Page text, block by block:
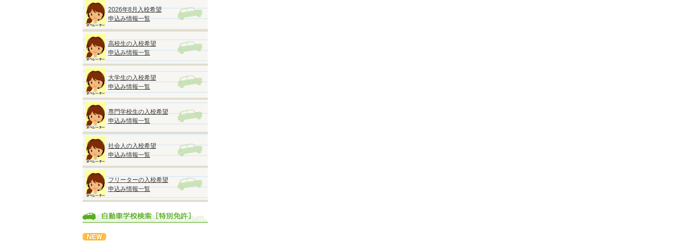
2026年8月入校希望
申込み情報一覧
高校生の入校希望
申込み情報一覧
大学生の入校希望
申込み情報一覧
専門学校生の入校希望
申込み情報一覧
社会人の入校希望
申込み情報一覧
フリーターの入校希望
申込み情報一覧